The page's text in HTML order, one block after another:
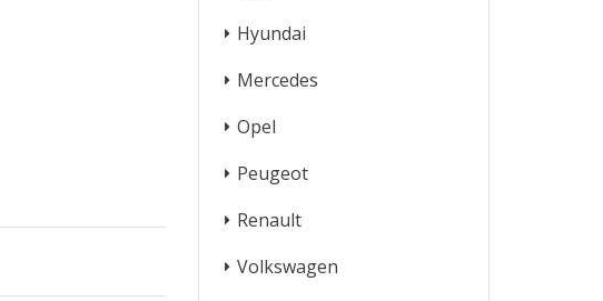
Hyundai
Mercedes
Opel
Peugeot
Renault
Volkswagen